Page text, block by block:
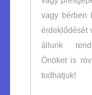
vagy bérben
érdeklődését
állunk
Önöket is
tudhatjuk!